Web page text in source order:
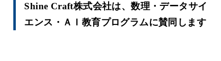
Shine Craft株式会社は、数理・データサイ
エンス・ＡＩ教育プログラムに賛同します